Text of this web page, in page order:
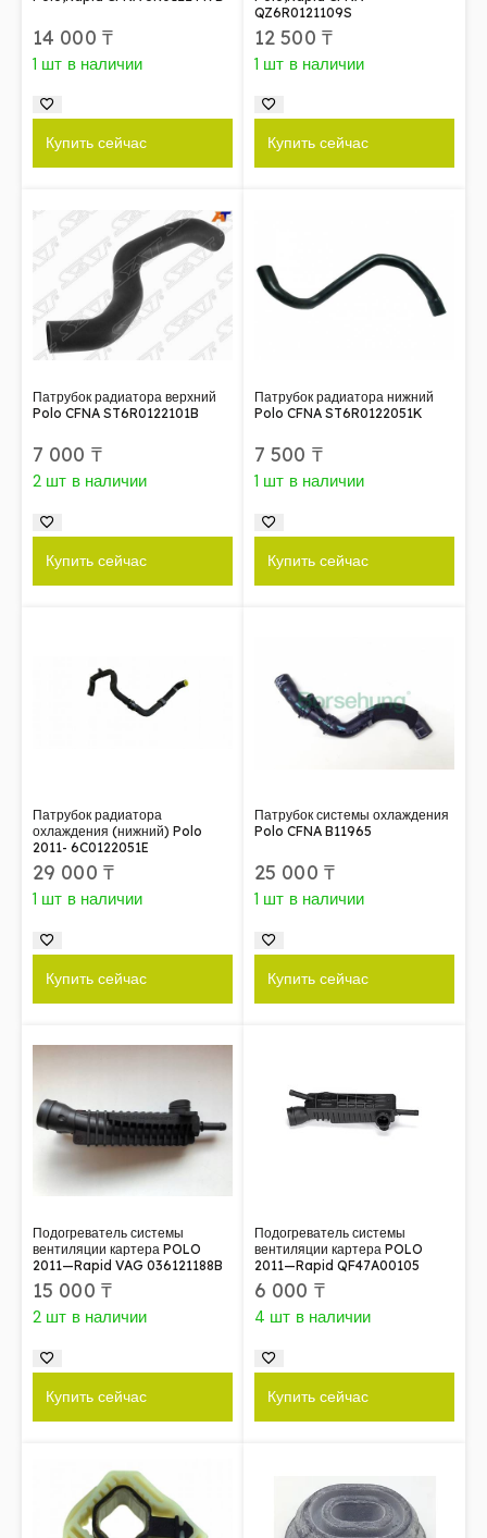
14 000 ₸
1 шт в наличии
Купить сейчас
QZ6R0121109S
12 500 ₸
1 шт в наличии
Купить сейчас
Патрубок радиатора верхний
Polo CFNA ST6R0122101B
7 000 ₸
2 шт в наличии
Купить сейчас
Патрубок радиатора нижний
Polo CFNA ST6R0122051K
7 500 ₸
1 шт в наличии
Купить сейчас
Патрубок радиатора
охлаждения (нижний) Polo
2011- 6C0122051E
29 000 ₸
1 шт в наличии
Купить сейчас
Патрубок системы охлаждения
Polo CFNA B11965
25 000 ₸
1 шт в наличии
Купить сейчас
Подогреватель системы
вентиляции картера POLO
2011—Rapid VAG 036121188B
15 000 ₸
2 шт в наличии
Купить сейчас
Подогреватель системы
вентиляции картера POLO
2011—Rapid QF47A00105
6 000 ₸
4 шт в наличии
Купить сейчас